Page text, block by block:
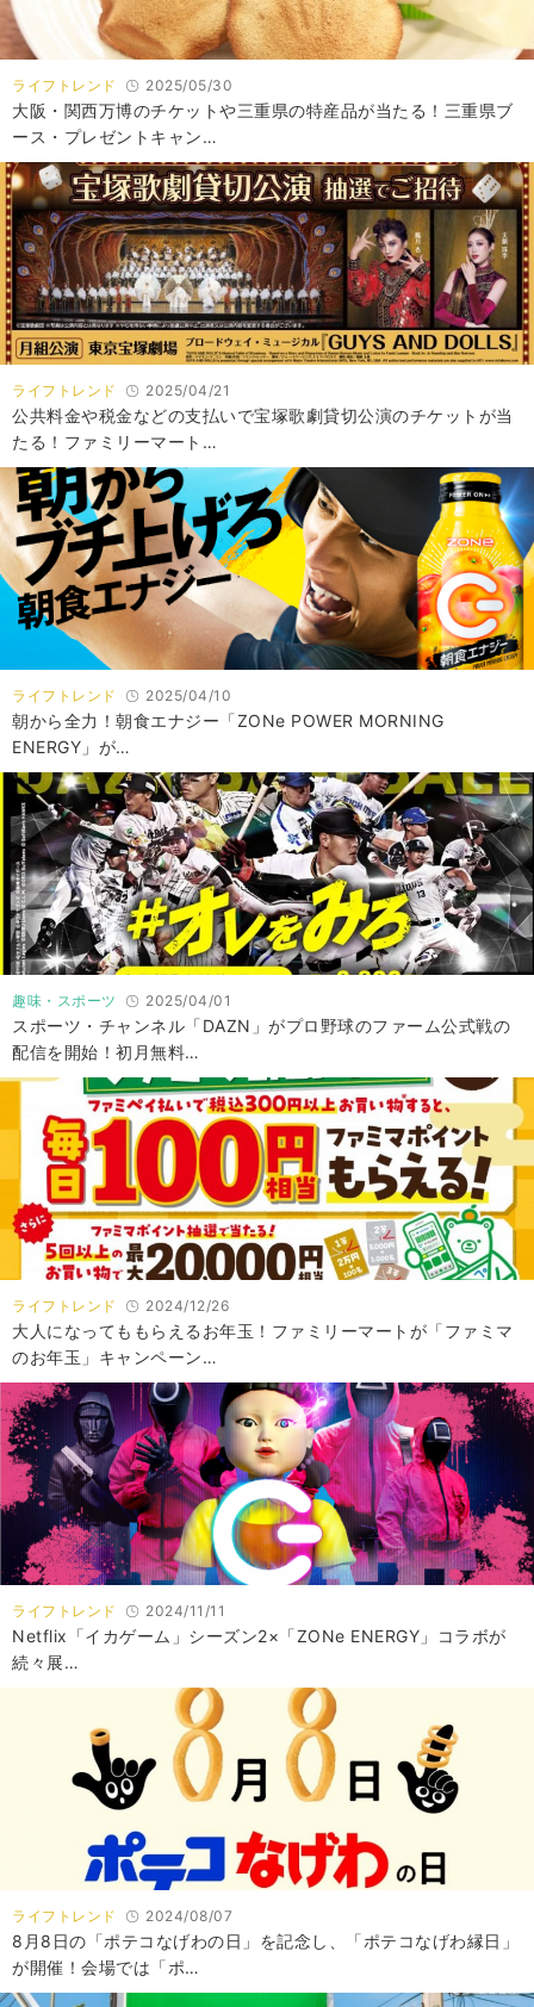
ライフトレンド 2025/05/30
大阪・関西万博のチケットや三重県の特産品が当たる！三重県ブ
ース・プレゼントキャン…
ライフトレンド 2025/04/21
公共料金や税金などの支払いで宝塚歌劇貸切公演のチケットが当
たる！ファミリーマート…
ライフトレンド 2025/04/10
朝から全力！朝食エナジー「ZONe POWER MORNING
ENERGY」が…
趣味・スポーツ 2025/04/01
スポーツ・チャンネル「DAZN」がプロ野球のファーム公式戦の
配信を開始！初月無料…
ライフトレンド 2024/12/26
大人になってももらえるお年玉！ファミリーマートが「ファミマ
のお年玉」キャンペーン…
ライフトレンド 2024/11/11
Netflix「イカゲーム」シーズン2×「ZONe ENERGY」コラボが
続々展…
ライフトレンド 2024/08/07
8月8日の「ポテコなげわの日」を記念し、「ポテコなげわ縁日」
が開催！会場では「ポ…